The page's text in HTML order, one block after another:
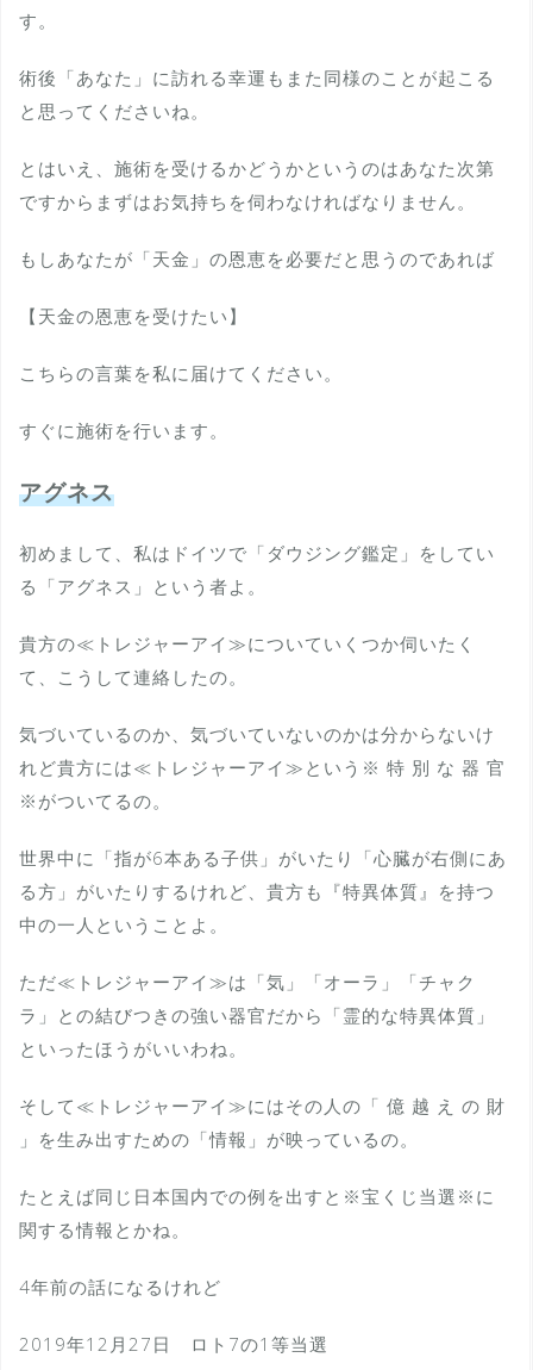
す。
術後「あなた」に訪れる幸運もまた同様のことが起こる
と思ってくださいね。
とはいえ、施術を受けるかどうかというのはあなた次第
ですからまずはお気持ちを伺わなければなりません。
もしあなたが「天金」の恩恵を必要だと思うのであれば
【天金の恩恵を受けたい】
こちらの言葉を私に届けてください。
すぐに施術を行います。
アグネス
初めまして、私はドイツで「ダウジング鑑定」をしてい
る「アグネス」という者よ。
貴方の≪トレジャーアイ≫についていくつか伺いたく
て、こうして連絡したの。
気づいているのか、気づいていないのかは分からないけ
れど貴方には≪トレジャーアイ≫という※ 特 別 な 器 官
※がついてるの。
世界中に「指が6本ある子供」がいたり「心臓が右側にあ
る方」がいたりするけれど、貴方も『特異体質』を持つ
中の一人ということよ。
ただ≪トレジャーアイ≫は「気」「オーラ」「チャク
ラ」との結びつきの強い器官だから「霊的な特異体質」
といったほうがいいわね。
そして≪トレジャーアイ≫にはその人の「 億 越 え の 財
」を生み出すための「情報」が映っているの。
たとえば同じ日本国内での例を出すと※宝くじ当選※に
関する情報とかね。
4年前の話になるけれど
2019年12月27日 ロト7の1等当選